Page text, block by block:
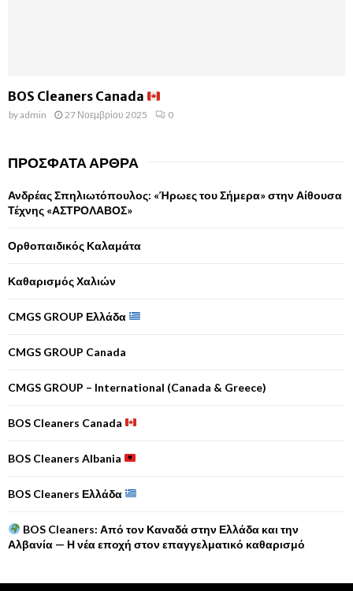
BOS Cleaners Canada
byadmin 27 Νοεμβρίου 2025 0
ΠΡΌΣΦΑΤΑ ΆΡΘΡΑ
Ανδρέας Σπηλιωτόπουλος: «Ήρωες του Σήμερα» στην Αίθουσα
Τέχνης «ΑΣΤΡΟΛΑΒΟΣ»
Ορθοπαιδικός Καλαμάτα
Καθαρισμός Χαλιών
CMGS GROUP Ελλάδα
CMGS GROUP Canada
CMGS GROUP – International (Canada & Greece)
BOS Cleaners Canada
BOS Cleaners Albania
BOS Cleaners Ελλάδα
BOS Cleaners: Από τον Καναδά στην Ελλάδα και την
Αλβανία — Η νέα εποχή στον επαγγελματικό καθαρισμό